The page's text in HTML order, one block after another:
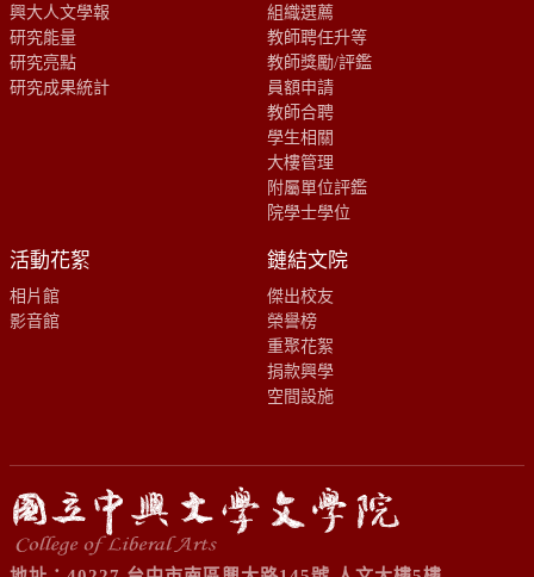
興大人文學報
研究能量
研究亮點
研究成果統計
組織選薦
教師聘任升等
教師獎勵/評鑑
員額申請
教師合聘
學生相關
大樓管理
附屬單位評鑑
院學士學位
活動花絮
相片館
影音館
鏈結文院
傑出校友
榮譽榜
重聚花絮
捐款興學
空間設施